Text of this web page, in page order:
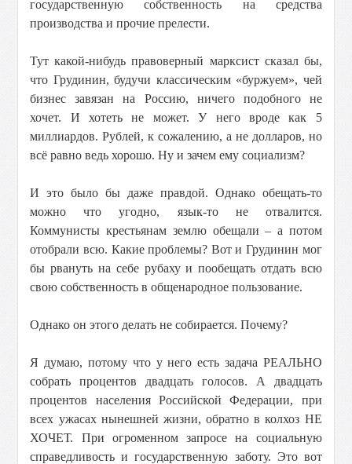
государственную собственность на средства
производства и прочие прелести.
Тут какой-нибудь правоверный марксист сказал бы,
что Грудинин, будучи классическим «буржуем», чей
бизнес завязан на Россию, ничего подобного не
хочет. И хотеть не может. У него вроде как 5
миллиардов. Рублей, к сожалению, а не долларов, но
всё равно ведь хорошо. Ну и зачем ему социализм?
И это было бы даже правдой. Однако обещать-то
можно что угодно, язык-то не отвалится.
Коммунисты крестьянам землю обещали – а потом
отобрали всю. Какие проблемы? Вот и Грудинин мог
бы рвануть на себе рубаху и пообещать отдать всю
свою собственность в общенародное пользование.
Однако он этого делать не собирается. Почему?
Я думаю, потому что у него есть задача РЕАЛЬНО
собрать процентов двадцать голосов. А двадцать
процентов населения Российской Федерации, при
всех ужасах нынешней жизни, обратно в колхоз НЕ
ХОЧЕТ. При огроменном запросе на социальную
справедливость и государственную заботу. Это вот